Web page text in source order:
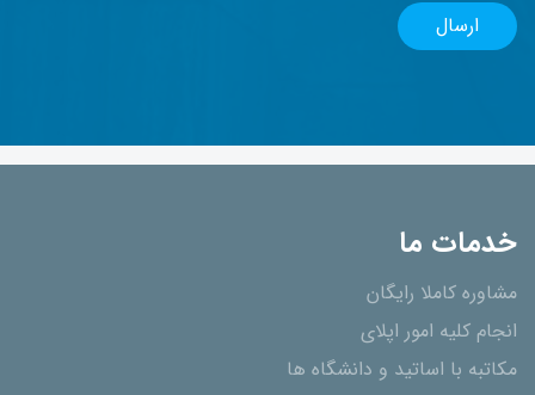
خدمات ما
مشاوره کاملا رایگان
انجام کلیه امور اپلای
مکاتبه با اساتید و دانشگاه ها